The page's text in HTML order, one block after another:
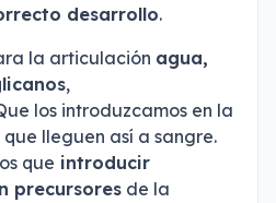
desarrollo.
la articulación agua,
,
los introduzcamos en la
lleguen así a sangre.
que introducir
precursores de la